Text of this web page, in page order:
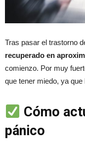
Tras pasar el trastorno
recuperado en
comienzo. Por muy
que tener miedo, ya
Cómo
pánico